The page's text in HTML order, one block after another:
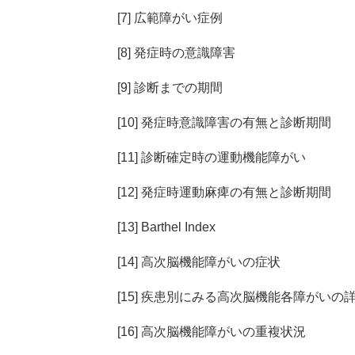
[7] 広範障がい症例
[8] 発症時の意識障害
[9] 診断までの期間
[10] 発症時意識障害の有無と診断期間
[11] 診断確定時の運動機能障がい
[12] 発症時運動麻痺の有無と診断期間
[13] Barthel Index
[14] 高次脳機能障がいの症状
[15] 疾患別にみる高次脳機能各障がいの
[16] 高次脳機能障がいの重複状況